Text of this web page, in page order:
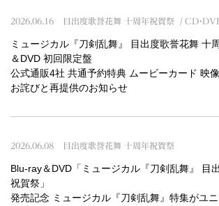
2026.06.16 目出度歌誉花舞 十周年祝賀祭 CD・
ミュージカル『刀剣乱舞』 目出度歌誉花舞 十
＆DVD 初回限定盤
公式通販4社 共通予約特典 ムービーカード 映
お詫びと再提供のお知らせ
2026.06.08 目出度歌誉花舞 十周年祝賀祭
Blu-ray＆DVD「ミュージカル『刀剣乱舞』 目
祝賀祭」
発売記念 ミュージカル『刀剣乱舞』特集がユ